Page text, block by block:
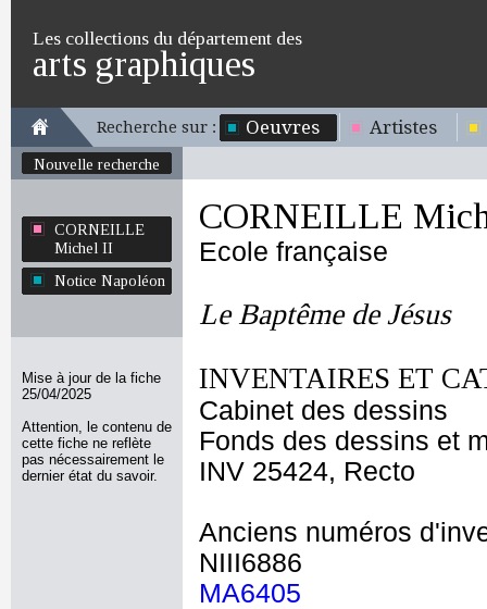
Les collections du département des
arts graphiques
Recherche sur : Oeuvres Artistes
Nouvelle recherche
CORNEILLE
Michel II
Notice Napoléon
Mise à jour de la fiche
25/04/2025
Attention, le contenu de
cette fiche ne reflète
pas nécessairement le
dernier état du savoir.
CORNEILLE
Ecole française
Le Baptême de Jésus
INVENTAIRES ET
Cabinet des dessins
Fonds des dessins et
INV 25424, Recto
Anciens numéros
NIII6886
MA6405